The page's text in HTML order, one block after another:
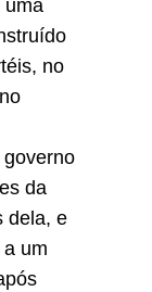
uma
no
da
dela, e
um